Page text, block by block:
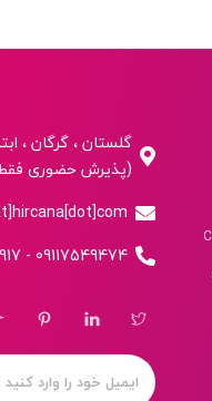
گلستان ، گرگان ،
(پذیرش حضوری
09117549474 - 01791010917